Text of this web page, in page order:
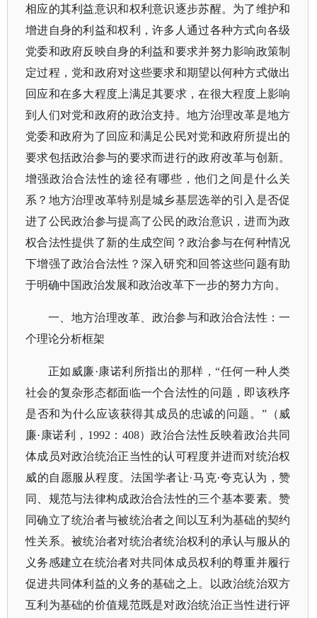
相应的其利益意识和权利意识逐步苏醒。为了维护和
增进自身的利益和权利，许多人通过各种方式向各级
党委和政府反映自身的利益和要求并努力影响政策制
定过程，党和政府对这些要求和期望以何种方式做出
回应和在多大程度上满足其要求，在很大程度上影响
到人们对党和政府的政治支持。地方治理改革是地方
党委和政府为了回应和满足公民对党和政府所提出的
要求包括政治参与的要求而进行的政府改革与创新。
增强政治合法性的途径有哪些，他们之间是什么关
系？地方治理改革特别是城乡基层选举的引入是否促
进了公民政治参与提高了公民的政治意识，进而为政
权合法性提供了新的生成空间？政治参与在何种情况
下增强了政治合法性？深入研究和回答这些问题有助
于明确中国政治发展和政治改革下一步的努力方向。
一、地方治理改革、政治参与和政治合法性：一
个理论分析框架
正如威廉·康诺利所指出的那样，“任何一种人类
社会的复杂形态都面临一个合法性的问题，即该秩序
是否和为什么应该获得其成员的忠诚的问题。”（威
廉·康诺利，1992：408）政治合法性反映着政治共同
体成员对政治统治正当性的认可程度并进而对统治权
威的自愿服从程度。法国学者让·马克·夸克认为，赞
同、规范与法律构成政治合法性的三个基本要素。赞
同确立了统治者与被统治者之间以互利为基础的契约
性关系。被统治者对统治者统治权利的承认与服从的
义务感建立在统治者对共同体成员权利的尊重并履行
促进共同体利益的义务的基础之上。以政治统治双方
互利为基础的价值规范既是对政治统治正当性进行评